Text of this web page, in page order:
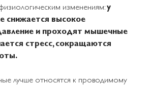
изменениям:у
снижается высокое
и проходят мышечные
стресс, сокращаются
лучше относятся к проводимому